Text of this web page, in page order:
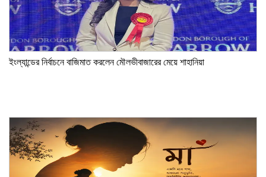
ইংল্যান্ডের নির্বাচনে বাজিমাত করলেন মৌলভীবাজারের মেয়ে শাহানিয়া